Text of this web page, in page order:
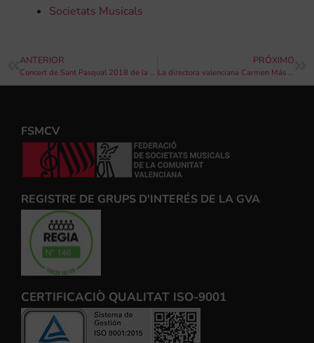
Societats Musicals
ANTERIOR
Concert de Sant Pasqual 2018 de la Cultural Instructiva Unió Musical de Genovés
PRÓXIMO
La directora valenciana Carmen Más ofereix un concert a l’Auditori de Castelló amb l’Orquestra Filharmònica Martín i Soler de València i el quartet de trompes Stomvi
FSMCV
REGISTRE DE GRUPS D'INTERÉS DE LA GVA
CERTIFICACIÒ QUALITAT ISO-9001